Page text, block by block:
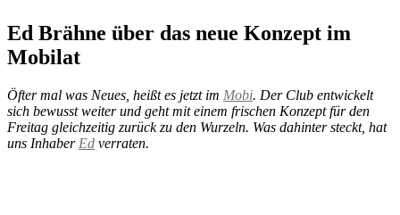
Ed Brähne über das neue Konzept im
Mobilat
Öfter mal was Neues, heißt es jetzt im Mobi. Der Club entwickelt
sich bewusst weiter und geht mit einem frischen Konzept für den
Freitag gleichzeitig zurück zu den Wurzeln. Was dahinter steckt, hat
uns Inhaber Ed verraten.